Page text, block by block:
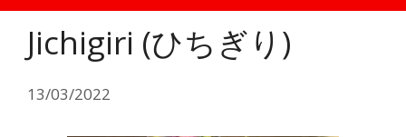
Jichigiri (ひちぎり)
13/03/2022